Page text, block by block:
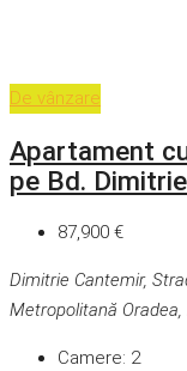
De vânzare
Apartament
pe Bd.
87,900 €
Dimitrie Cantemir,
Metropolitană Oradea,
Camere: 2